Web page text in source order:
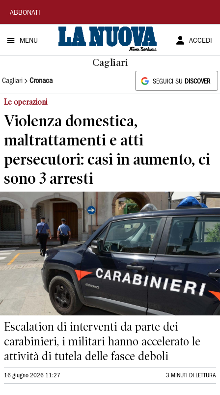
La
Nuova
Sardegna
ABBONATI
MENU ACCEDI
Cagliari
Cagliari Cronaca SEGUICI SU DISCOVER
Le operazioni
Violenza domestica,
maltrattamenti e atti
persecutori: casi in aumento, ci
sono 3 arresti
Escalation di interventi da parte dei
carabinieri, i militari hanno accelerato le
attività di tutela delle fasce deboli
16 giugno 2026 11:27 3 MINUTI DI LETTURA